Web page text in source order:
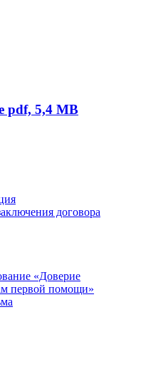
pdf, 5,4 MB
договора
«Доверие
первой помощи»